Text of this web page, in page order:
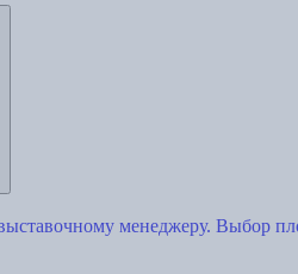
менеджеру. Выбор